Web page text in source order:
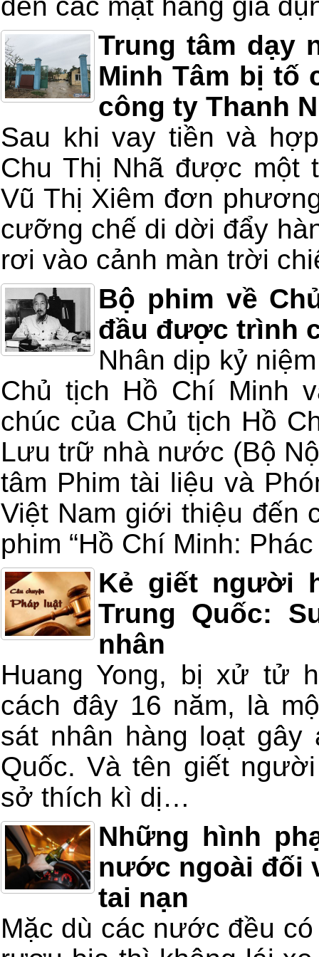
Trung tâm dạy
Minh Tâm bị tố
công ty Thanh
Sau khi vay tiền và
Chu Thị Nhã được một
Vũ Thị Xiêm đơn
cưỡng chế di dời đẩy
rơi vào cảnh màn trời
Bộ phim về
đầu được trình
Nhân dịp kỷ
Chủ tịch Hồ Chí Minh
chúc của Chủ tịch Hồ
Lưu trữ nhà nước (Bộ
tâm Phim tài liệu và
Việt Nam giới thiệu đến
phim “Hồ Chí Minh:
Kẻ giết người
Trung Quốc:
nhân
Huang Yong, bị xử tử
cách đây 16 năm, là
sát nhân hàng loạt gây
Quốc. Và tên giết
sở thích kì dị…
Những hình
nước ngoài đối
tai nạn
Mặc dù các nước đều